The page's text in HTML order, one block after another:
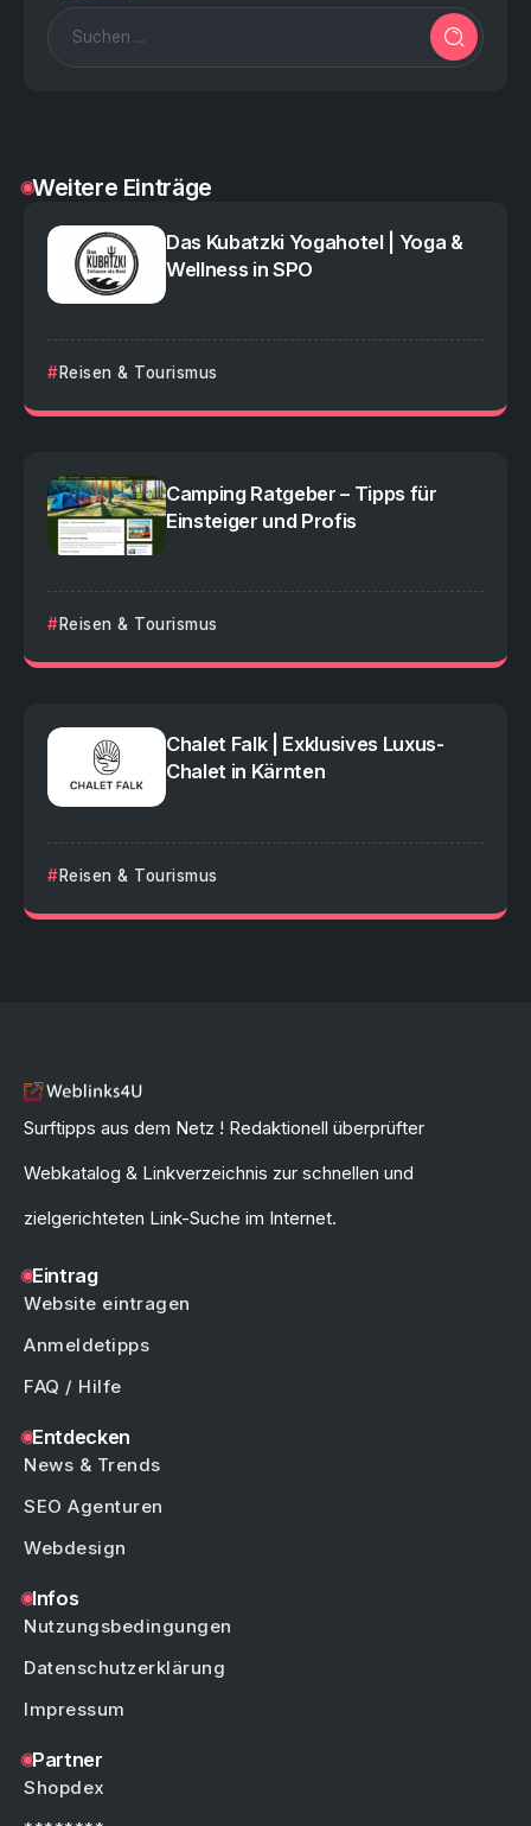
Weitere Einträge
Das Kubatzki Yogahotel | Yoga &
Wellness in SPO
Reisen & Tourismus
Camping Ratgeber – Tipps für
Einsteiger und Profis
Reisen & Tourismus
Chalet Falk | Exklusives Luxus-
Chalet in Kärnten
Reisen & Tourismus
Surftipps aus dem Netz ! Redaktionell überprüfter
Webkatalog & Linkverzeichnis zur schnellen und
zielgerichteten Link-Suche im Internet.
Eintrag
Website eintragen
Anmeldetipps
FAQ / Hilfe
Entdecken
News & Trends
SEO Agenturen
Webdesign
Infos
Nutzungsbedingungen
Datenschutzerklärung
Impressum
Partner
Shopdex